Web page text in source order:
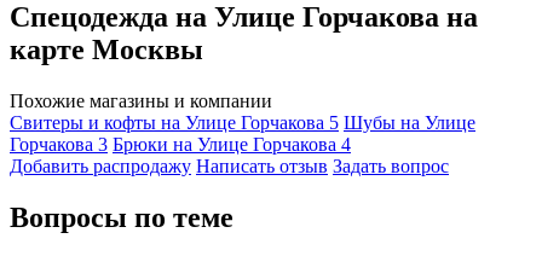
Спецодежда на Улице Горчакова на
карте Москвы
Похожие магазины и компании
Свитеры и кофты на Улице Горчакова 5 Шубы на Улице
Горчакова 3 Брюки на Улице Горчакова 4
Добавить раcпродажу Написать отзыв Задать вопрос
Вопросы по теме